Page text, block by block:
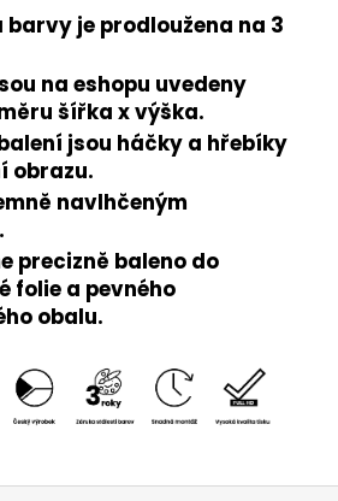
barvy je prodloužena na 3
na eshopu uvedeny
šířka x výška.
jsou háčky a hřebíky
obrazu.
navlhčeným
precizně baleno do
folie a pevného
obalu.